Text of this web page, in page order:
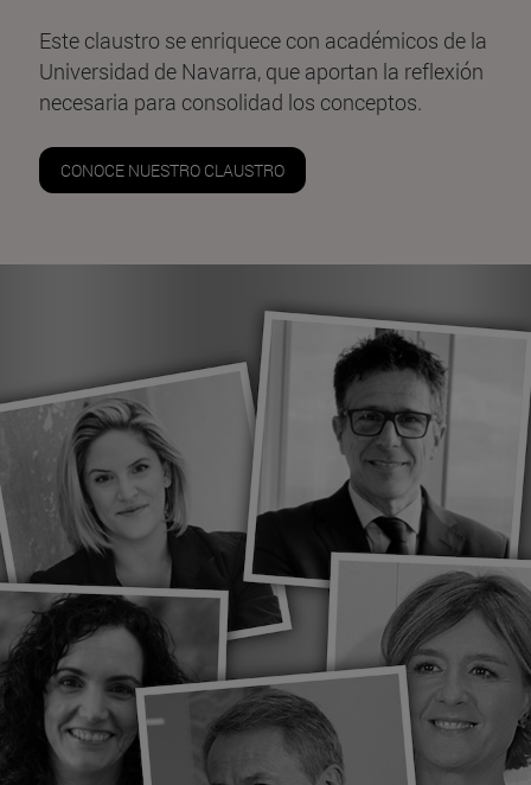
Este claustro se enriquece con académicos de la
Universidad de Navarra, que aportan la reflexión
necesaria para consolidad los conceptos.
CONOCE NUESTRO CLAUSTRO